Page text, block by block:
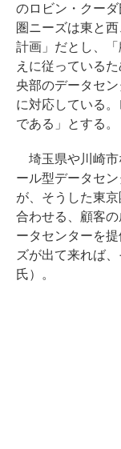
のロビン・クー
圏ニーズは東と
計画」だとし、
えに従っている
央部のデータセ
に対応している
である」とする。
埼玉県や川崎市
ール型データセ
が、そうした東
合わせる、顧客
ータセンターを
ズが出て来れば
氏）。